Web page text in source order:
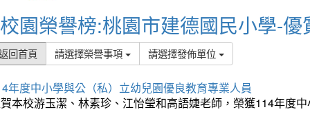
校園榮譽榜:桃園市建德國民小學-優
回首頁 請選擇榮譽事項 請選擇發佈單位
年度中小學與公（私）立幼兒園優良教育專業人員
本校游玉潔、林素珍、江怡瑩和高語婕老師，榮獲114年度